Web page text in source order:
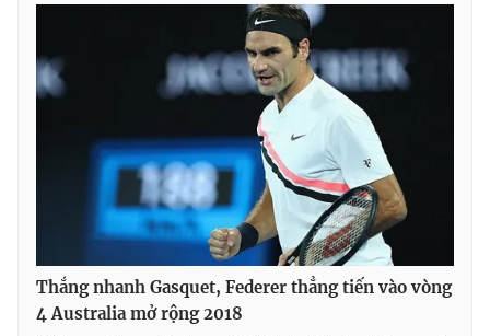
Thắng nhanh Gasquet, Federer thẳng tiến vào vòng
4 Australia mở rộng 2018